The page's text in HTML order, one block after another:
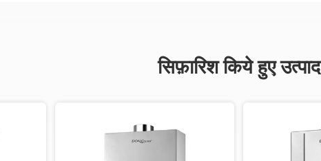
सिफ़ारिश किये हुए उत्पाद